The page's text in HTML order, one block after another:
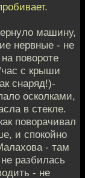
машину,
нервные - не
повороте
час с крыши
снаряд!)-
осколками,
в стекле.
поворачивал
и спокойно
- там
разбилась
- не